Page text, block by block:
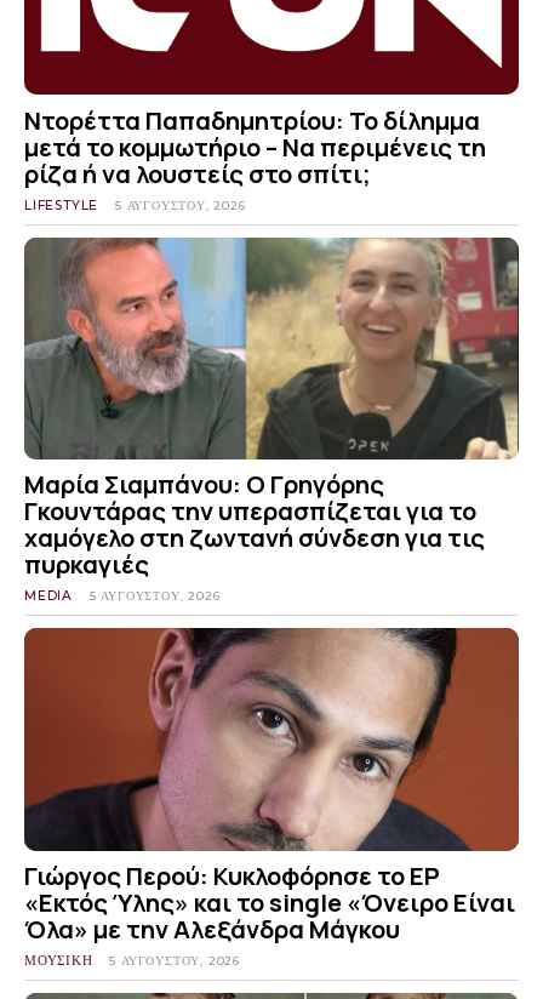
Ντορέττα Παπαδημητρίου: Το δίλημμα
μετά το κομμωτήριο – Να περιμένεις τη
ρίζα ή να λουστείς στο σπίτι;
LIFESTYLE 5 ΑΥΓΟΎΣΤΟΥ, 2026
Μαρία Σιαμπάνου: Ο Γρηγόρης
Γκουντάρας την υπερασπίζεται για το
χαμόγελο στη ζωντανή σύνδεση για τις
πυρκαγιές
MEDIA 5 ΑΥΓΟΎΣΤΟΥ, 2026
Γιώργος Περού: Κυκλοφόρησε το EP
«Εκτός Ύλης» και το single «Όνειρο Είναι
Όλα» με την Αλεξάνδρα Μάγκου
ΜΟΥΣΙΚΗ 5 ΑΥΓΟΎΣΤΟΥ, 2026